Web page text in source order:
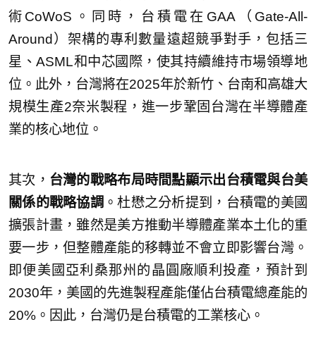
術CoWoS。同時，台積電在GAA（Gate-All-
Around）架構的專利數量遠超競爭對手，包括三
星、ASML和中芯國際，使其持續維持市場領導地
位。此外，台灣將在2025年於新竹、台南和高雄大
規模生產2奈米製程，進一步鞏固台灣在半導體產
業的核心地位。
其次， 台灣的戰略布局時間點顯示出台積電與台美
關係的戰略協調 。杜懋之分析提到，台積電的美國
擴張計畫，雖然是美方推動半導體產業本土化的重
要一步，但整體產能的移轉並不會立即影響台灣。
即便美國亞利桑那州的晶圓廠順利投產，預計到
2030年，美國的先進製程產能僅佔台積電總產能的
20%。因此，台灣仍是台積電的工業核心。